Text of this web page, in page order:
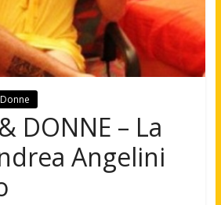
DONNE – La
Angelini